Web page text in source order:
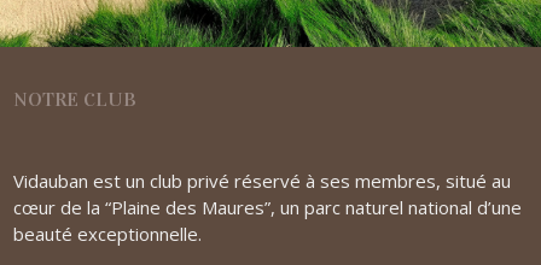
NOTRE CLUB
Vidauban est un club privé réservé à ses membres, situé au
cœur de la “Plaine des Maures”, un parc naturel national d’une
beauté exceptionnelle.